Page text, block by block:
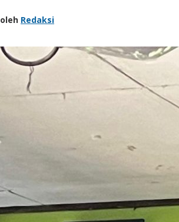
oleh Redaksi